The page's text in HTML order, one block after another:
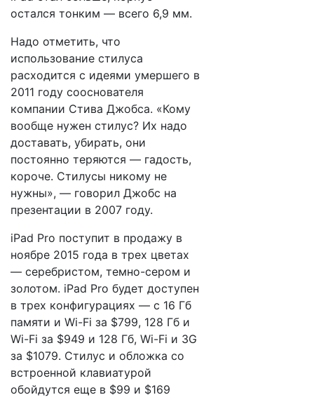
остался тонким — всего 6,9 мм.
Надо отметить, что
использование стилуса
расходится с идеями умершего в
2011 году сооснователя
компании Стива Джобса. «Кому
вообще нужен стилус? Их надо
доставать, убирать, они
постоянно теряются — гадость,
короче. Стилусы никому не
нужны», — говорил Джобс на
презентации в 2007 году.
iPad Pro поступит в продажу в
ноябре 2015 года в трех цветах
— серебристом, темно-сером и
золотом. iPad Pro будет доступен
в трех конфигурациях — с 16 Гб
памяти и Wi-Fi за $799, 128 Гб и
Wi-Fi за $949 и 128 Гб, Wi-Fi и 3G
за $1079. Стилус и обложка со
встроенной клавиатурой
обойдутся еще в $99 и $169